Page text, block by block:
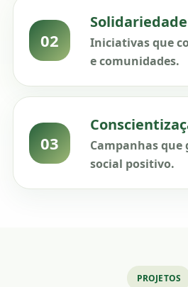
02
Solidariedade
Iniciativas que
e comunidades.
03
Campanhas
social positivo.
PROJETOS